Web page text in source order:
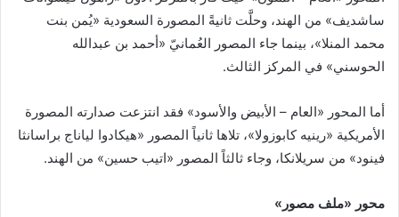
ساشديف» من الهند، وحلَّت ثانيةً المصورة السعودية «يُمن بنت
محمد المنلا»، بينما جاء المصور العُمانيّ «أحمد بن عبدالله
الحوسني» في المركز الثالث.
أما المحور «العام – الأبيض والأسود» فقد انتزعت صدارته المصورة
الأمريكية «رينيه كابوزولا»، تلاها ثانياً المصور «هيكادوا لياناج براسانثا
فينود» من سريلانكا، وجاء ثالثاً المصور «اتيب حسين» من الهند.
محور «ملف مصور»